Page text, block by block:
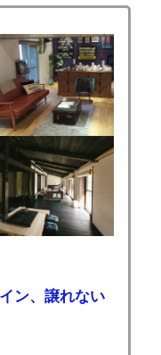
ン、譲れない
デザイン帳』
ションを毎